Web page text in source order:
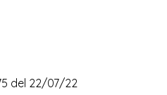
del 22/07/22